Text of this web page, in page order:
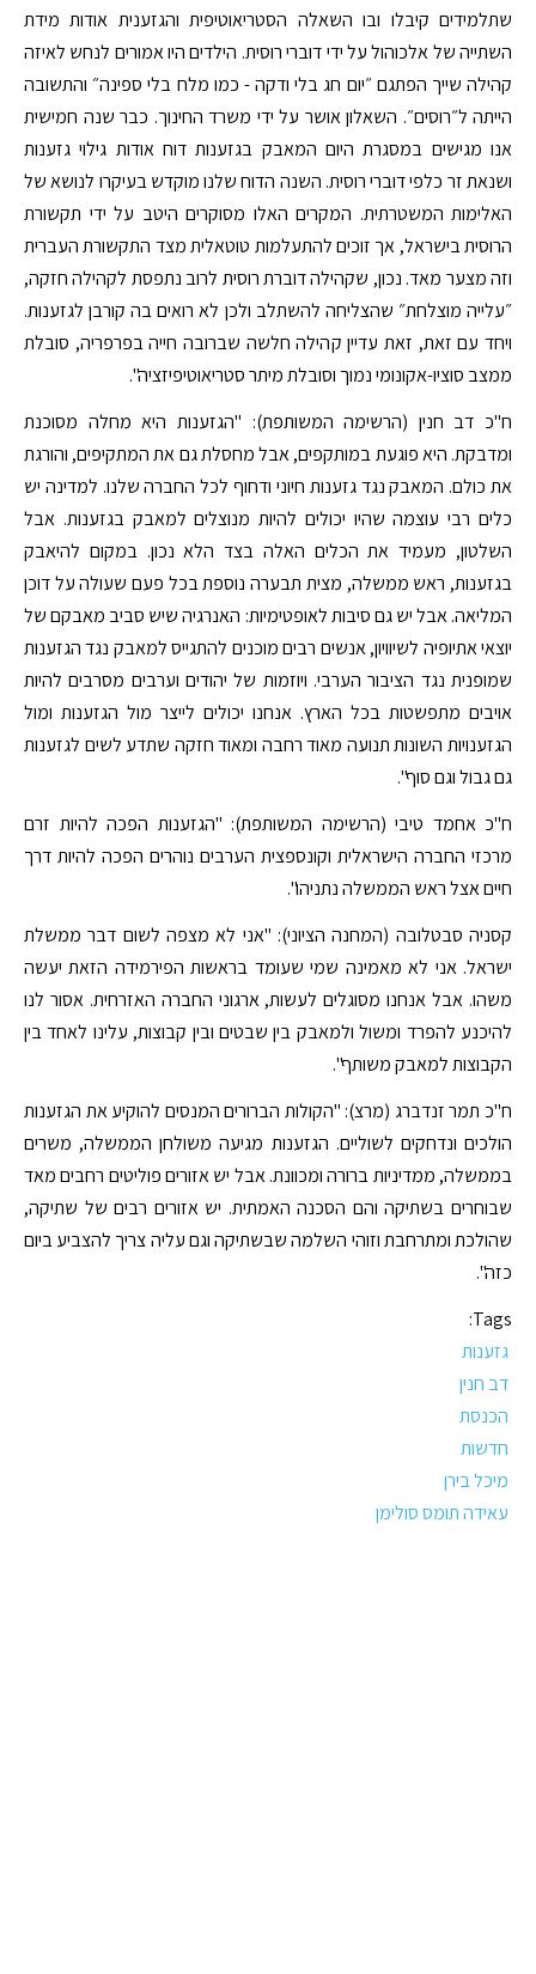
שתלמידים קיבלו ובו השאלה הסטריאוטיפית והגזענית אודות מידת
השתייה של אלכוהול על ידי דוברי רוסית. הילדים היו אמורים לנחש לאיזה
קהילה שייך הפתגם ״יום חג בלי ודקה - כמו מלח בלי ספינה״ והתשובה
הייתה ל״רוסים״. השאלון אושר על ידי משרד החינוך. כבר שנה חמישית
אנו מגישים במסגרת היום המאבק בגזענות דוח אודות גילוי גזענות
ושנאת זר כלפי דוברי רוסית. השנה הדוח שלנו מוקדש בעיקרו לנושא של
האלימות המשטרתית. המקרים האלו מסוקרים היטב על ידי תקשורת
הרוסית בישראל, אך זוכים להתעלמות טוטאלית מצד התקשורת העברית
וזה מצער מאד. נכון, שקהילה דוברת רוסית לרוב נתפסת לקהילה חזקה,
״עלייה מוצלחת״ שהצליחה להשתלב ולכן לא רואים בה קורבן לגזענות.
ויחד עם זאת, זאת עדיין קהילה חלשה שברובה חייה בפרפריה, סובלת
ממצב סוציו-אקונומי נמוך וסובלת מיתר סטריאוטיפיזציה".
ח"כ דב חנין (הרשימה המשותפת): "הגזענות היא מחלה מסוכנת
ומדבקת. היא פוגעת במותקפים, אבל מחסלת גם את המתקיפים, והורגת
את כולם. המאבק נגד גזענות חיוני ודחוף לכל החברה שלנו. למדינה יש
כלים רבי עוצמה שהיו יכולים להיות מנוצלים למאבק בגזענות. אבל
השלטון, מעמיד את הכלים האלה בצד הלא נכון. במקום להיאבק
בגזענות, ראש ממשלה, מצית תבערה נוספת בכל פעם שעולה על דוכן
המליאה. אבל יש גם סיבות לאופטימיות: האנרגיה שיש סביב מאבקם של
יוצאי אתיופיה לשיוויון, אנשים רבים מוכנים להתגייס למאבק נגד הגזענות
שמופנית נגד הציבור הערבי. ויוזמות של יהודים וערבים מסרבים להיות
אויבים מתפשטות בכל הארץ. אנחנו יכולים לייצר מול הגזענות ומול
הגזענויות השונות תנועה מאוד רחבה ומאוד חזקה שתדע לשים לגזענות
גם גבול וגם סוף".
ח"כ אחמד טיבי (הרשימה המשותפת): "הגזענות הפכה להיות זרם
מרכזי החברה הישראלית וקונספצית הערבים נוהרים הפכה להיות דרך
חיים אצל ראש הממשלה נתניהו".
קסניה סבטלובה (המחנה הציוני): "אני לא מצפה לשום דבר ממשלת
ישראל. אני לא מאמינה שמי שעומד בראשות הפירמידה הזאת יעשה
משהו. אבל אנחנו מסוגלים לעשות, ארגוני החברה האזרחית. אסור לנו
להיכנע להפרד ומשול ולמאבק בין שבטים ובין קבוצות, עלינו לאחד בין
הקבוצות למאבק משותף".
ח"כ תמר זנדברג (מרצ): "הקולות הברורים המנסים להוקיע את הגזענות
הולכים ונדחקים לשוליים. הגזענות מגיעה משולחן הממשלה, משרים
בממשלה, ממדיניות ברורה ומכוונת. אבל יש אזורים פוליטים רחבים מאד
שבוחרים בשתיקה והם הסכנה האמתית. יש אזורים רבים של שתיקה,
שהולכת ומתרחבת וזוהי השלמה שבשתיקה וגם עליה צריך להצביע ביום
כזה".
Tags:
גזענות
דב חנין
הכנסת
חדשות
מיכל בירן
עאידה תומס סולימן